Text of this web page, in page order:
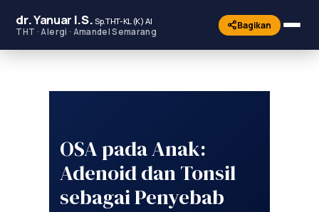
dr.Yanuar I.S.Sp.THT-KL (K) AI
THT · Alergi · Amandel Semarang
Bagikan
OSA pada Anak:
Adenoid dan Tonsil
sebagai Penyebab